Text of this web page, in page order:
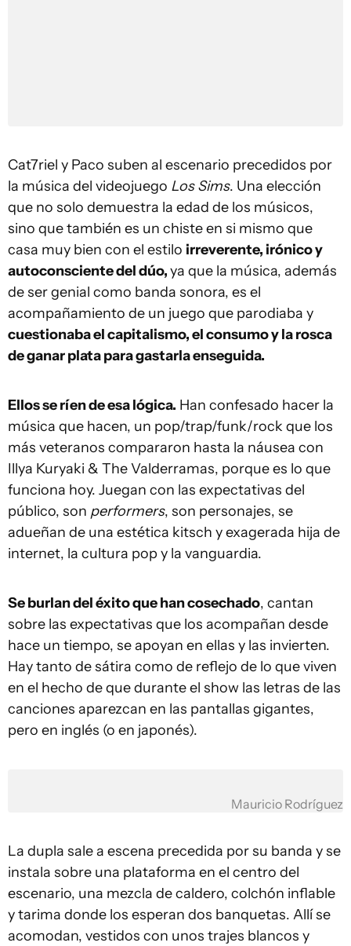
Cat7riel y Paco suben al escenario precedidos por
la música del videojuego Los Sims. Una elección
que no solo demuestra la edad de los músicos,
sino que también es un chiste en si mismo que
casa muy bien con el estilo irreverente, irónico y
autoconsciente del dúo,ya que la música, además
de ser genial como banda sonora, es el
acompañamiento de un juego que parodiaba y
cuestionaba el capitalismo, el consumo y la rosca
de ganar plata para gastarla enseguida.
Ellos se ríen de esa lógica. Han confesado hacer la
música que hacen, un pop/trap/funk/rock que los
más veteranos compararon hasta la náusea con
Illya Kuryaki & The Valderramas, porque es lo que
funciona hoy. Juegan con las expectativas del
público, son performers, son personajes, se
adueñan de una estética kitsch y exagerada hija de
internet, la cultura pop y la vanguardia.
Se burlan del éxito que han cosechado, cantan
sobre las expectativas que los acompañan desde
hace un tiempo, se apoyan en ellas y las invierten.
Hay tanto de sátira como de reflejo de lo que viven
en el hecho de que durante el show las letras de las
canciones aparezcan en las pantallas gigantes,
pero en inglés (o en japonés).
Mauricio Rodríguez
La dupla sale a escena precedida por su banda y se
instala sobre una plataforma en el centro del
escenario, una mezcla de caldero, colchón inflable
y tarima donde los esperan dos banquetas. Allí se
acomodan, vestidos con unos trajes blancos y